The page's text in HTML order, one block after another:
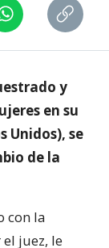
y
en su
Unidos), se
de la
con la
juez, le